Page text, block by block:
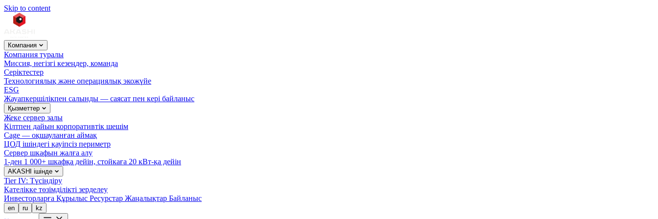
Skip to content
Компания
Компания туралы
Миссия, негізгі кезеңдер, команда
Серіктестер
Технологиялық және операциялық экожүйе
ESG
Жауапкершілікпен салынды — саясат пен кері байланыс
Қызметтер
Жеке сервер залы
Кілтпен дайын корпоративтік шешім
Cage — оқшауланған аймақ
ЦОД ішіндегі қауіпсіз периметр
Сервер шкафын жалға алу
1-ден 1 000+ шкафқа дейін, стойкаға 20 кВт-қа дейін
AKASHI ішінде
Tier IV: Түсіндіру
Қателікке төзімділікті зерделеу
Инвесторларға Құрылыс Ресурстар Жаңалықтар Байланыс
en ru kz